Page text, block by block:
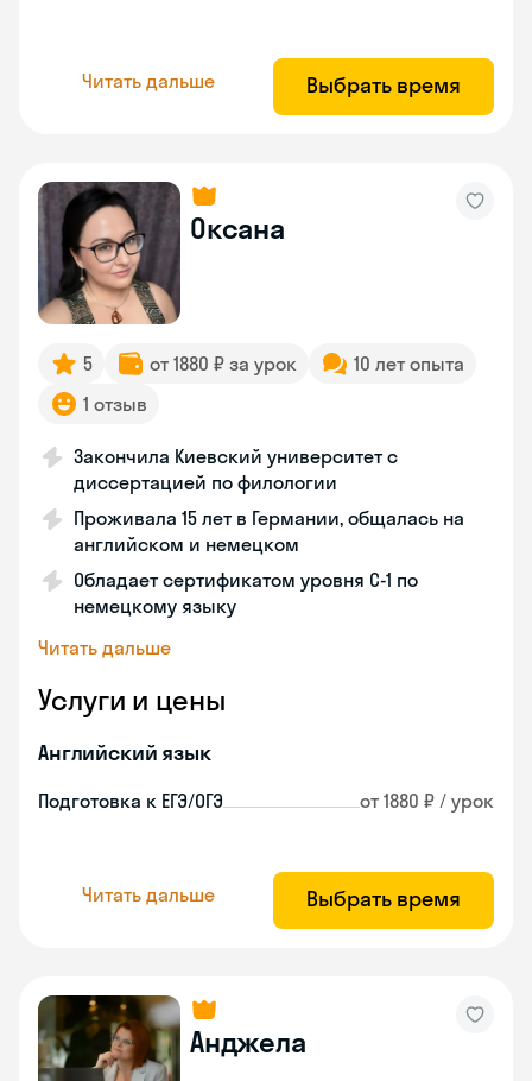
Читать дальше Выбрать время
Оксана
5 от 1880 ₽ за урок
10 лет опыта
1 отзыв
Закончила Киевский университет с
диссертацией по филологии
Проживала 15 лет в Германии, общалась на
английском и немецком
Обладает сертификатом уровня C-1 по
немецкому языку
Читать дальше
Услуги и цены
Английский язык
Подготовка к ЕГЭ/ОГЭ от 1880 ₽ / урок
Читать дальше Выбрать время
Анджела